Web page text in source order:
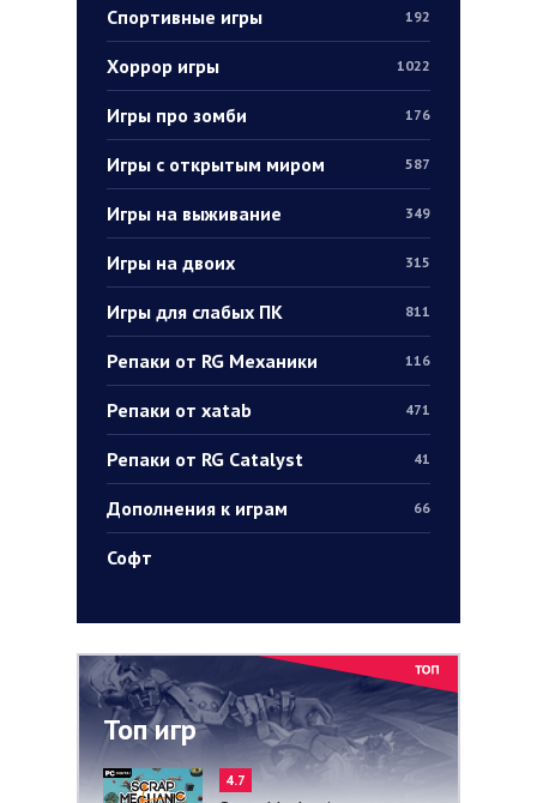
Спортивные игры 192
Хоррор игры 1022
Игры про зомби 176
Игры с открытым миром 587
Игры на выживание 349
Игры на двоих 315
Игры для слабых ПК 811
Репаки от RG Механики 116
Репаки от xatab 471
Репаки от RG Catalyst 41
Дополнения к играм 66
Софт
Топ игр
4.7